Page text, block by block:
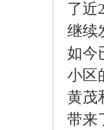
了近
继续
如今
小区
黄茂
带来